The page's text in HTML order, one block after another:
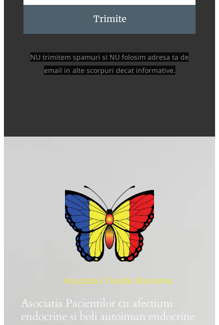
Trimite
NU trimitem spamuri si NU folosim adresa ta de
email in alte scorpuri decat informative.
Asociatia Tiroida Romania
Asociatia Pacientilor cu afectiuni
endocrine si boli autoimun endocrine